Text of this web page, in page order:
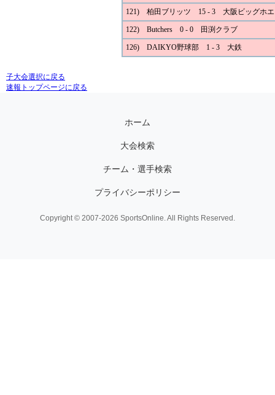
121) 柏田ブリッツ 15 - 3 大阪ビッグホエ
122) Butchers 0 - 0 田渕クラブ
126) DAIKYO野球部 1 - 3 大鉄
子大会選択に戻る
速報トップページに戻る
ホーム
大会検索
チーム・選手検索
プライバシーポリシー
Copyright © 2007-2026 SportsOnline. All Rights Reserved.